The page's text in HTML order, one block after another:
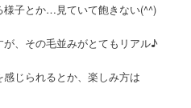
様子とか…見ていて飽きない(^^)
、その毛並みがとてもリアル♪
じられるとか、楽しみ方は